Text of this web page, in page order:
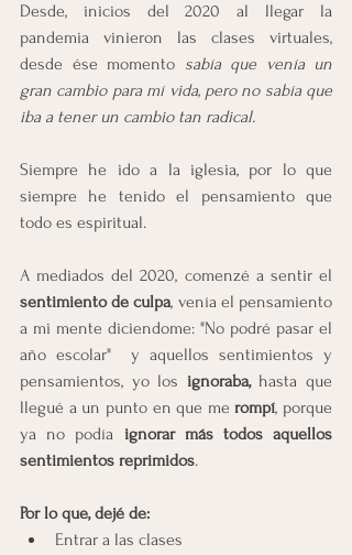
Desde, inicios del 2020 al llegar la
pandemia vinieron las clases virtuales,
desde ése momento sabía que venía un
gran cambio para mí vida, pero no sabía que
iba a tener un cambio tan radical.
Siempre he ido a la iglesia, por lo que
siempre he tenido el pensamiento que
todo es espiritual.
sentimiento de culpa, venía el pensamiento
a mi mente diciendome: "No podré pasar el
año escolar"  y aquellos sentimientos y
pensamientos, yo los ignoraba, hasta que
llegué a un punto en que me rompí, porque
ya no podía ignorar más todos aquellos
sentimientos reprimidos.
Por lo que, dejé de:
Entrar a las clases